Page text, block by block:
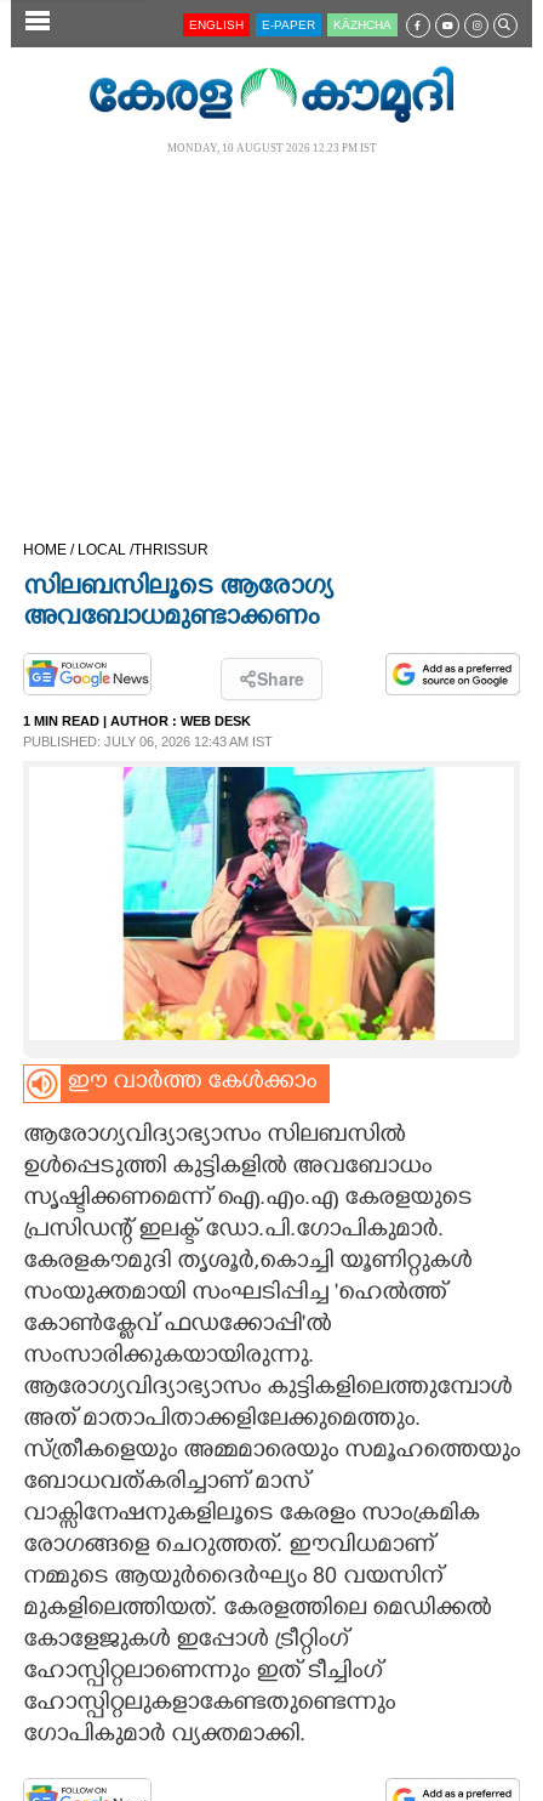
SECTIONS
CARTOONS
LITERATURE
ZOOM
CONTACT US
ENGLISH E-PAPER KĀZHCHA
MONDAY, 10 AUGUST 2026 12.23 PM IST
HOME / LOCAL /THRISSUR
സിലബസിലൂടെ ആരോഗ്യ
അവബോധമുണ്ടാക്കണം
Share
1 MIN READ | AUTHOR : WEB DESK
PUBLISHED: JULY 06, 2026 12:43 AM IST
ഈ വാർത്ത കേൾക്കാം
ആരോഗ്യവിദ്യാഭ്യാസം സിലബസിൽ
ഉൾപ്പെടുത്തി കുട്ടികളിൽ അവബോധം
സൃഷ്ടിക്കണമെന്ന് ഐ.എം.എ കേരളയുടെ
പ്രസിഡന്റ് ഇലക്ട് ഡോ.പി.ഗോപികുമാർ.
കേരളകൗമുദി തൃശൂർ,കൊച്ചി യൂണിറ്റുകൾ
സംയുക്തമായി സംഘടിപ്പിച്ച 'ഹെൽത്ത്
കോൺക്ലേവ് ഫഡക്കോപ്പി'ൽ
സംസാരിക്കുകയായിരുന്നു.
ആരോഗ്യവിദ്യാഭ്യാസം കുട്ടികളിലെത്തുമ്പോൾ
അത് മാതാപിതാക്കളിലേക്കുമെത്തും.
സ്ത്രീകളെയും അമ്മമാരെയും സമൂഹത്തെയും
ബോധവത്കരിച്ചാണ് മാസ്
വാക്സിനേഷനുകളിലൂടെ കേരളം സാംക്രമിക
രോഗങ്ങളെ ചെറുത്തത്. ഈവിധമാണ്
നമ്മുടെ ആയുർദൈർഘ്യം 80 വയസിന്
മുകളിലെത്തിയത്. കേരളത്തിലെ മെഡിക്കൽ
കോളേജുകൾ ഇപ്പോൾ ട്രീറ്റിംഗ്
ഹോസ്പിറ്റലാണെന്നും ഇത് ടീച്ചിംഗ്
ഹോസ്പിറ്റലുകളാകേണ്ടതുണ്ടെന്നും
ഗോപികുമാർ വ്യക്തമാക്കി.